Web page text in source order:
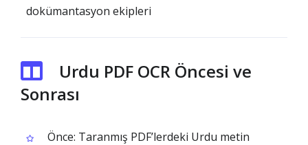
dokümantasyon ekipleri
Urdu PDF OCR Öncesi ve
Sonrası
Önce: Taranmış PDF’lerdeki Urdu metin